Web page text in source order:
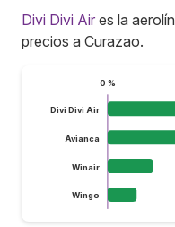
Divi Divi Air es la
precios a Curazao.
0 %
Divi Divi Air
Avianca
Winair
Wingo